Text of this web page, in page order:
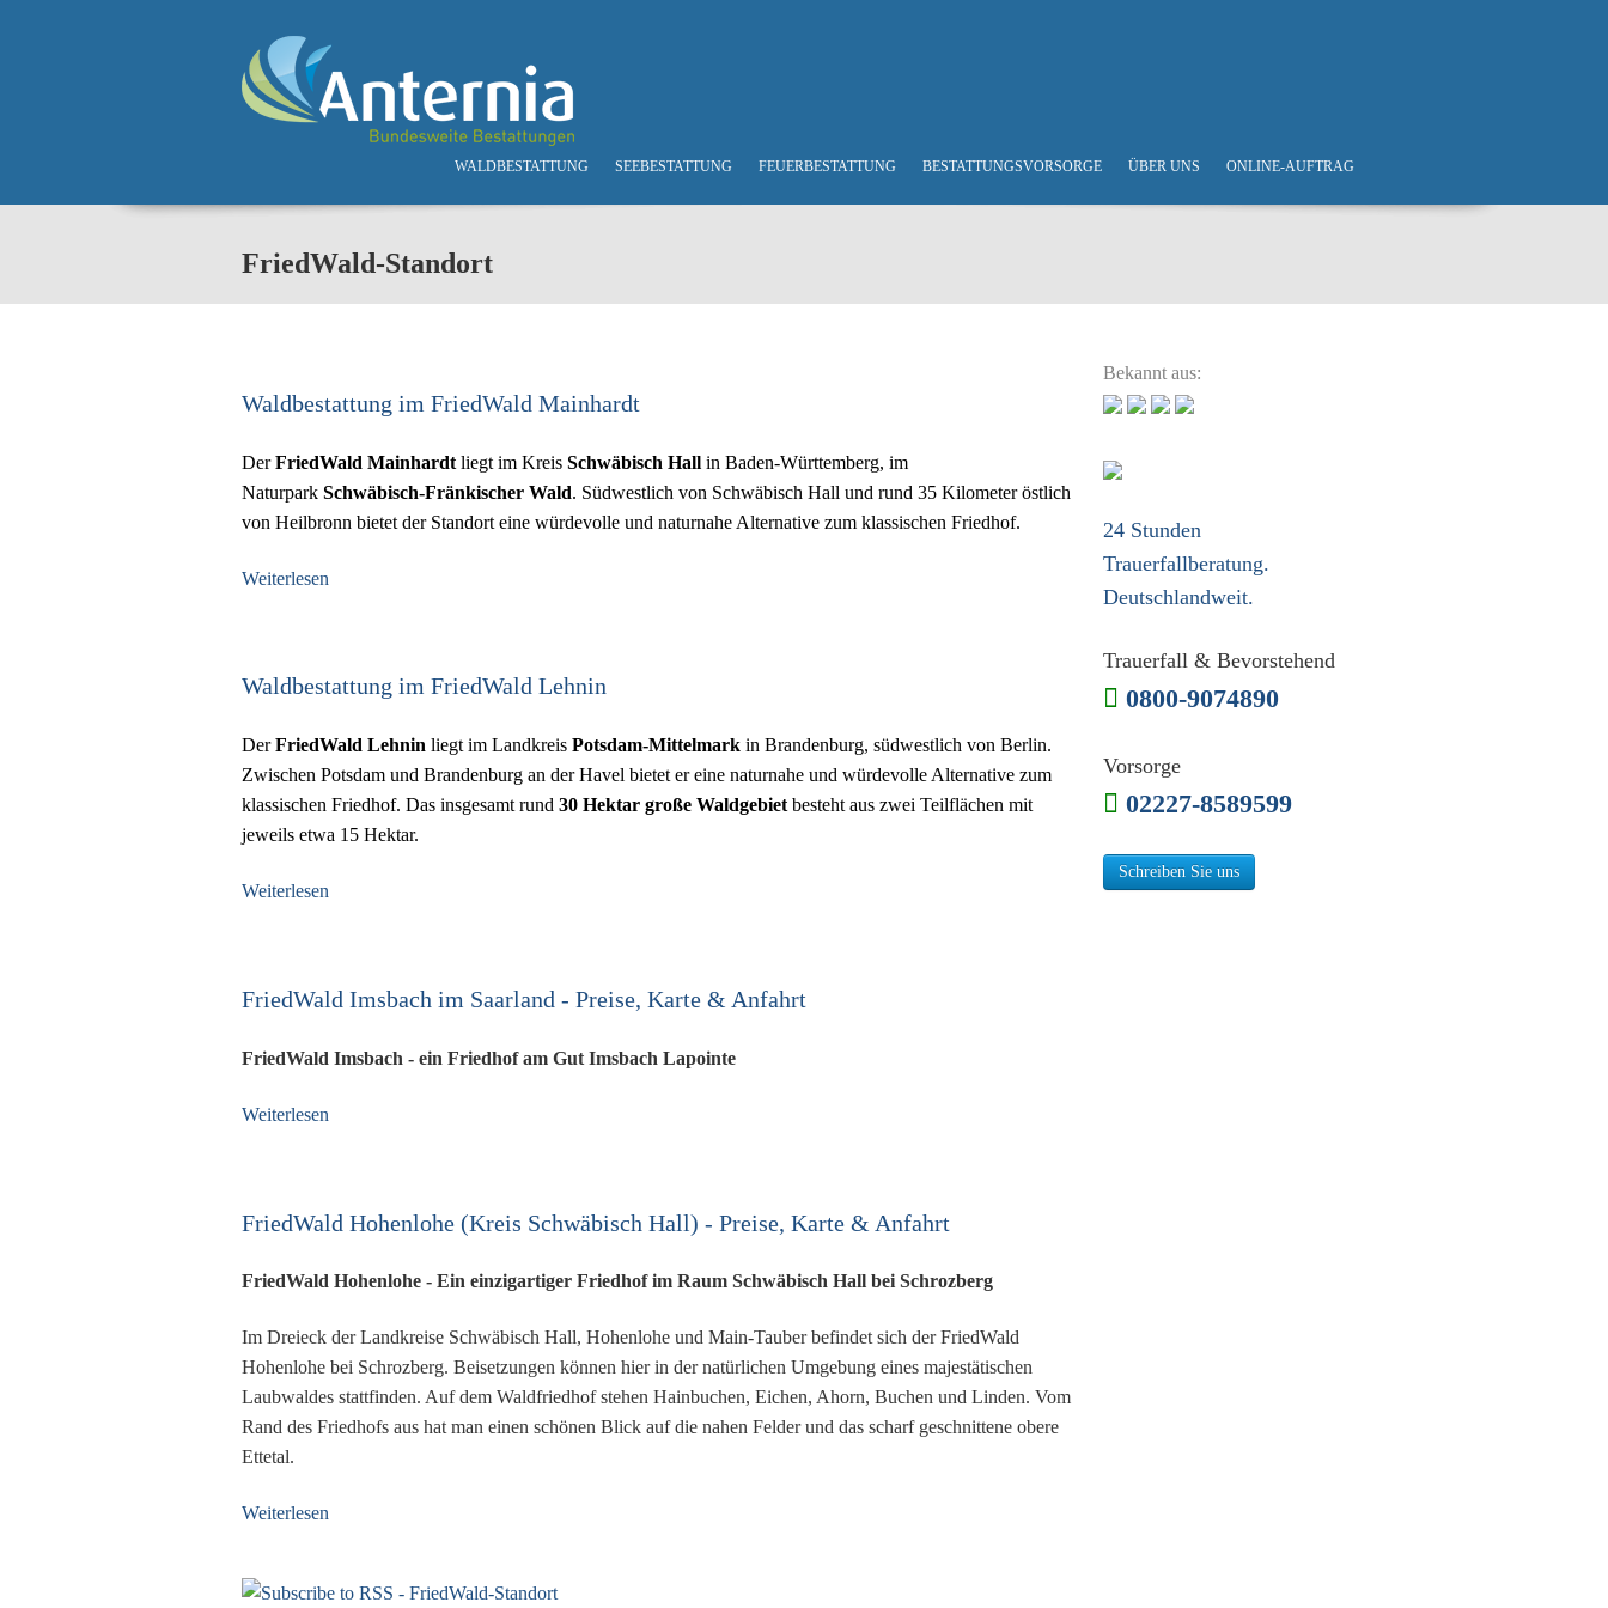
WALDBESTATTUNG SEEBESTATTUNG FEUERBESTATTUNG BESTATTUNGSVORSORGE ÜBER UNS ONLINE-AUFTRAG
FriedWald-Standort
Waldbestattung im FriedWald Mainhardt
DerFriedWald Mainhardt liegt im Kreis Schwäbisch Hall in Baden-Württemberg, im
Naturpark Schwäbisch-Fränkischer Wald. Südwestlich von Schwäbisch Hall und rund 35 Kilometer östlich
von Heilbronn bietet der Standort eine würdevolle und naturnahe Alternative zum klassischen Friedhof.
Weiterlesen
Waldbestattung im FriedWald Lehnin
DerFriedWald Lehnin liegt im Landkreis Potsdam-Mittelmark in Brandenburg, südwestlich von Berlin.
Zwischen Potsdam und Brandenburg an der Havel bietet er eine naturnahe und würdevolle Alternative zum
klassischen Friedhof. Das insgesamt rund 30 Hektar große Waldgebiet besteht aus zwei Teilflächen mit
jeweils etwa 15 Hektar.
Weiterlesen
FriedWald Imsbach im Saarland - Preise, Karte & Anfahrt
FriedWald Imsbach - ein Friedhof am Gut Imsbach Lapointe
Weiterlesen
FriedWald Hohenlohe (Kreis Schwäbisch Hall) - Preise, Karte & Anfahrt
FriedWald Hohenlohe - Ein einzigartiger Friedhof im Raum Schwäbisch Hall bei Schrozberg
Im Dreieck der Landkreise Schwäbisch Hall, Hohenlohe und Main-Tauber befindet sich der FriedWald
Hohenlohe bei Schrozberg. Beisetzungen können hier in der natürlichen Umgebung eines majestätischen
Laubwaldes stattfinden. Auf dem Waldfriedhof stehen Hainbuchen, Eichen, Ahorn, Buchen und Linden. Vom
Rand des Friedhofs aus hat man einen schönen Blick auf die nahen Felder und das scharf geschnittene obere
Ettetal.
Weiterlesen
Bekannt aus:
24 Stunden
Trauerfallberatung.
Deutschlandweit.
Trauerfall & Bevorstehend
0800-9074890
Vorsorge
02227-8589599
Schreiben Sie uns